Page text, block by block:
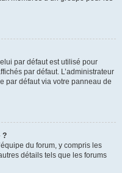
par défaut est utilisé pour
par défaut. L’administrateur
par défaut via votre panneau de
?
du forum, y compris les
détails tels que les forums